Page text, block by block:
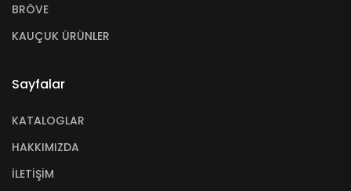
BRÖVE
KAUÇUK ÜRÜNLER
Sayfalar
KATALOGLAR
HAKKIMIZDA
İLETİŞİM